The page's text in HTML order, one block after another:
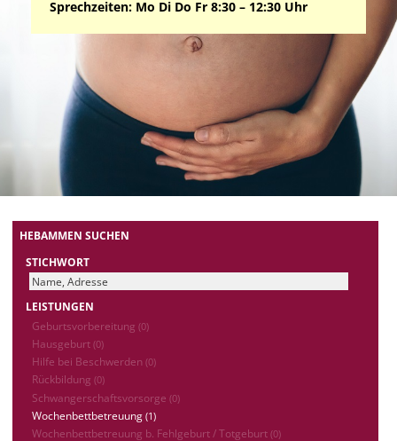
Sprechzeiten: Mo Di Do Fr 8:30 – 12:30 Uhr
HEBAMMEN SUCHEN
STICHWORT
LEISTUNGEN
Geburtsvorbereitung (0)
Hausgeburt (0)
Hilfe bei Beschwerden (0)
Rückbildung (0)
Schwangerschaftsvorsorge (0)
Wochenbettbetreuung (1)
Wochenbettbetreuung b. Fehlgeburt / Totgeburt (0)